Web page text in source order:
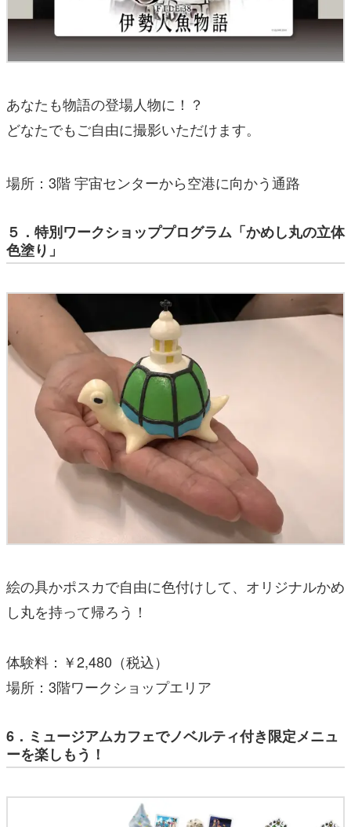
あなたも物語の登場人物に！？
どなたでもご自由に撮影いただけます。
場所：3階 宇宙センターから空港に向かう通路
５．特別ワークショッププログラム「かめし丸の立体
色塗り」
絵の具かポスカで自由に色付けして、オリジナルかめ
し丸を持って帰ろう！
体験料：￥2,480（税込）
場所：3階ワークショップエリア
6．ミュージアムカフェでノベルティ付き限定メニュ
ーを楽しもう！